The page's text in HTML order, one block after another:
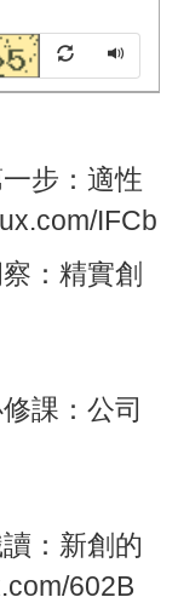
步： 適性
IFCb
： 精實創
課： 公司
： 新創的
602B